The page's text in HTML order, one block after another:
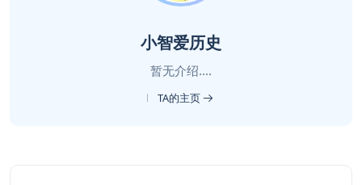
小智爱历史
暂无介绍....
TA的主页